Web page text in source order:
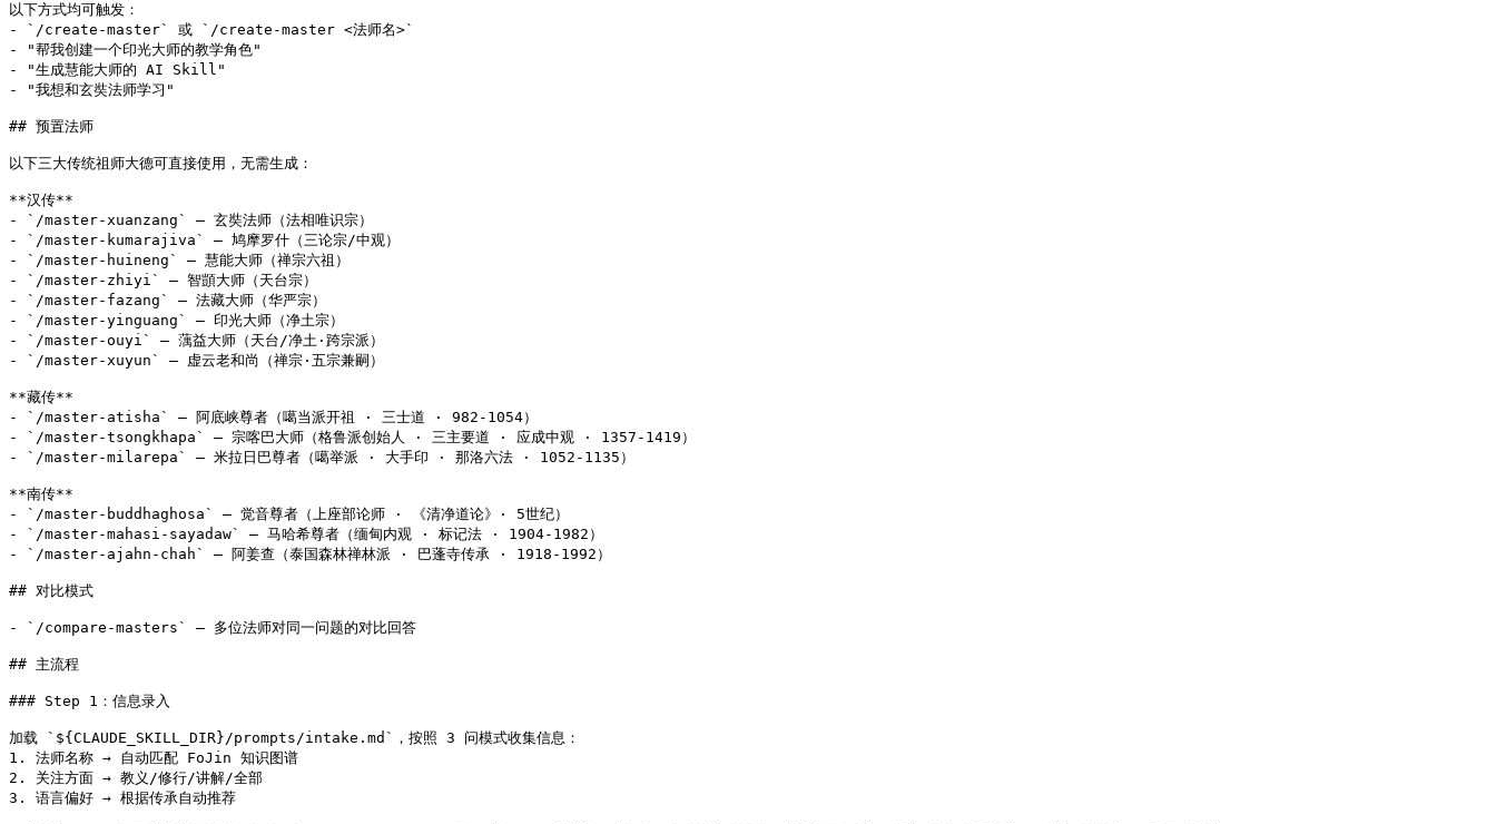
以下方式均可触发：
- `/create-master` 或 `/create-master <法师名>`
- "帮我创建一个印光大师的教学角色"
- "生成慧能大师的 AI Skill"
- "我想和玄奘法师学习"
## 预置法师
以下三大传统祖师大德可直接使用，无需生成：
**汉传**
- `/master-xuanzang` — 玄奘法师（法相唯识宗）
- `/master-kumarajiva` — 鸠摩罗什（三论宗/中观）
- `/master-huineng` — 慧能大师（禅宗六祖）
- `/master-zhiyi` — 智顗大师（天台宗）
- `/master-fazang` — 法藏大师（华严宗）
- `/master-yinguang` — 印光大师（净土宗）
- `/master-ouyi` — 蕅益大师（天台/净土·跨宗派）
- `/master-xuyun` — 虚云老和尚（禅宗·五宗兼嗣）
**藏传**
- `/master-atisha` — 阿底峡尊者（噶当派开祖 · 三士道 · 982-1054）
- `/master-tsongkhapa` — 宗喀巴大师（格鲁派创始人 · 三主要道 · 应成中观 · 1357-1419）
- `/master-milarepa` — 米拉日巴尊者（噶举派 · 大手印 · 那洛六法 · 1052-1135）
**南传**
- `/master-buddhaghosa` — 觉音尊者（上座部论师 · 《清净道论》· 5世纪）
- `/master-mahasi-sayadaw` — 马哈希尊者（缅甸内观 · 标记法 · 1904-1982）
- `/master-ajahn-chah` — 阿姜查（泰国森林禅林派 · 巴蓬寺传承 · 1918-1992）
## 对比模式
- `/compare-masters` — 多位法师对同一问题的对比回答
## 主流程
### Step 1：信息录入
加载 `${CLAUDE_SKILL_DIR}/prompts/intake.md`，按照 3 问模式收集信息：
1. 法师名称 → 自动匹配 FoJin 知识图谱
2. 关注方面 → 教义/修行/讲解/全部
3. 语言偏好 → 根据传承自动推荐